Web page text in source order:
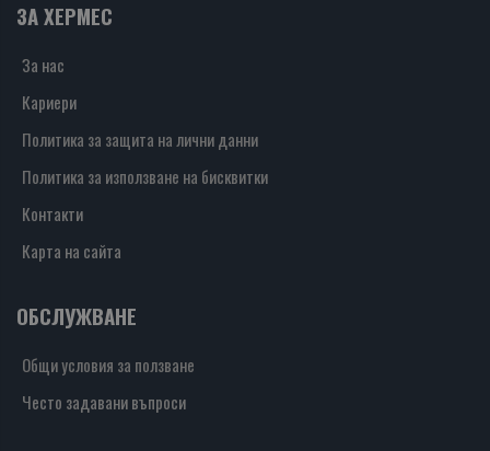
ЗА ХЕРМЕС
За нас
Кариери
Политика за защита на лични данни
Политика за използване на бисквитки
Контакти
Карта на сайта
ОБСЛУЖВАНЕ
Общи условия за ползване
Често задавани въпроси